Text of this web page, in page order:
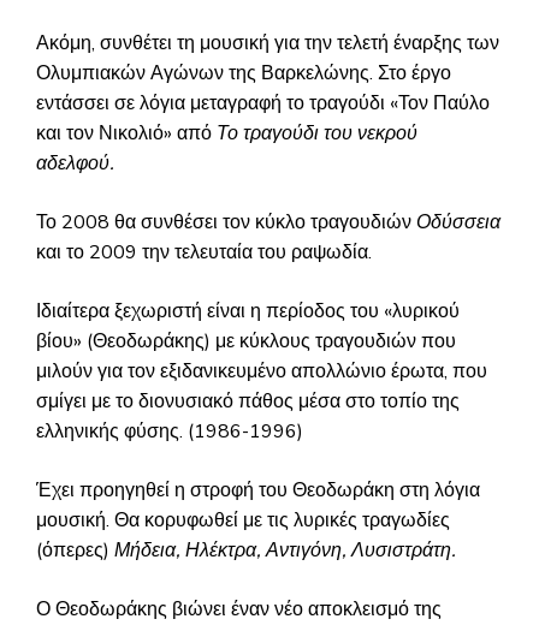
Ακόμη, συνθέτει τη μουσική για την τελετή έναρξης των
Ολυμπιακών Αγώνων της Βαρκελώνης. Στο έργο
εντάσσει σε λόγια μεταγραφή το τραγούδι «Τον Παύλο
και τον Νικολιό» από Το τραγούδι του νεκρού
αδελφού.
Το 2008 θα συνθέσει τον κύκλο τραγουδιώνΟδύσσεια
και το 2009 την τελευταία του ραψωδία.
Ιδιαίτερα ξεχωριστή είναι η περίοδος του «λυρικού
βίου» (Θεοδωράκης) με κύκλους τραγουδιών που
μιλούν για τον εξιδανικευμένο απολλώνιο έρωτα, που
σμίγει με το διονυσιακό πάθος μέσα στο τοπίο της
ελληνικής φύσης. (1986-1996)
Έχει προηγηθεί η στροφή του Θεοδωράκη στη λόγια
μουσική. Θα κορυφωθεί με τις λυρικές τραγωδίες
(όπερες) Μήδεια, Ηλέκτρα, Αντιγόνη, Λυσιστράτη.
Ο Θεοδωράκης βιώνει έναν νέο αποκλεισμό της